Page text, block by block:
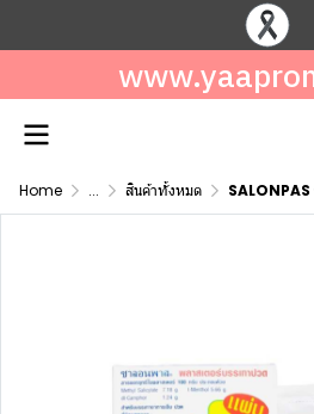
Home ... สินค้าทั้งหมด SALONPAS ซาลอ